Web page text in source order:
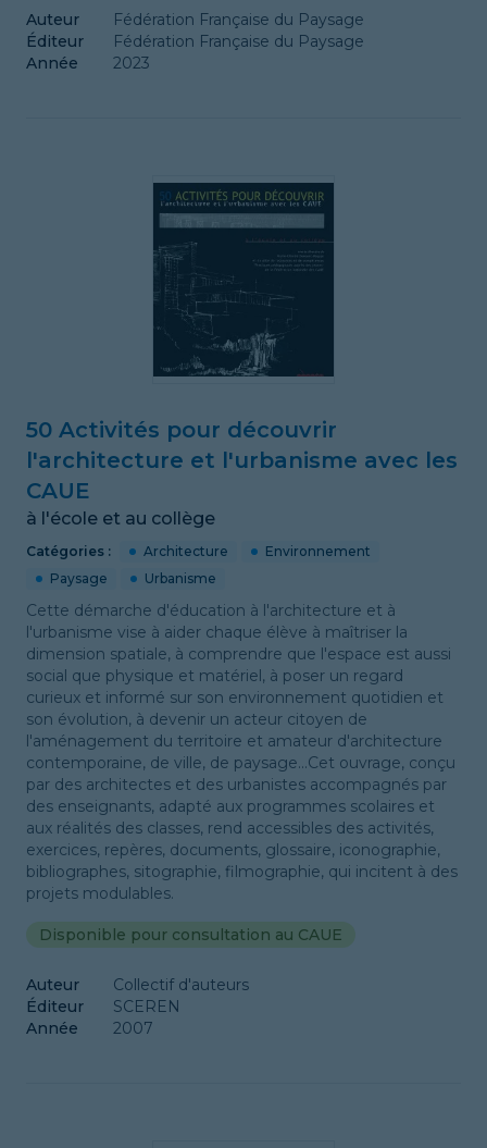
Auteur
Fédération Française du Paysage
Éditeur
Fédération Française du Paysage
Année
2023
50 Activités pour découvrir
l'architecture et l'urbanisme avec les
CAUE
à l'école et au collège
Catégories : Architecture
Environnement
Paysage
Urbanisme
Cette démarche d'éducation à l'architecture et à
l'urbanisme vise à aider chaque élève à maîtriser la
dimension spatiale, à comprendre que l'espace est aussi
social que physique et matériel, à poser un regard
curieux et informé sur son environnement quotidien et
son évolution, à devenir un acteur citoyen de
l'aménagement du territoire et amateur d'architecture
contemporaine, de ville, de paysage...Cet ouvrage, conçu
par des architectes et des urbanistes accompagnés par
des enseignants, adapté aux programmes scolaires et
aux réalités des classes, rend accessibles des activités,
exercices, repères, documents, glossaire, iconographie,
bibliographes, sitographie, filmographie, qui incitent à des
projets modulables.
Disponible pour consultation au CAUE
Auteur
Collectif d'auteurs
Éditeur
SCEREN
Année
2007